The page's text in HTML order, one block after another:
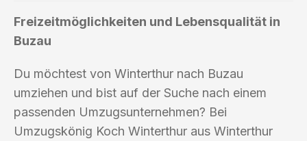
Freizeitmöglichkeiten und Lebensqualität in
Buzau
Du möchtest von Winterthur nach Buzau
umziehen und bist auf der Suche nach einem
passenden Umzugsunternehmen? Bei
Umzugskönig Koch Winterthur aus Winterthur